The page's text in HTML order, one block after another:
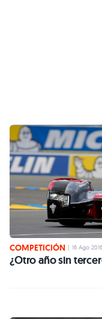
COMPETICIÓN 16 Ago 2016
¿Otro año sin